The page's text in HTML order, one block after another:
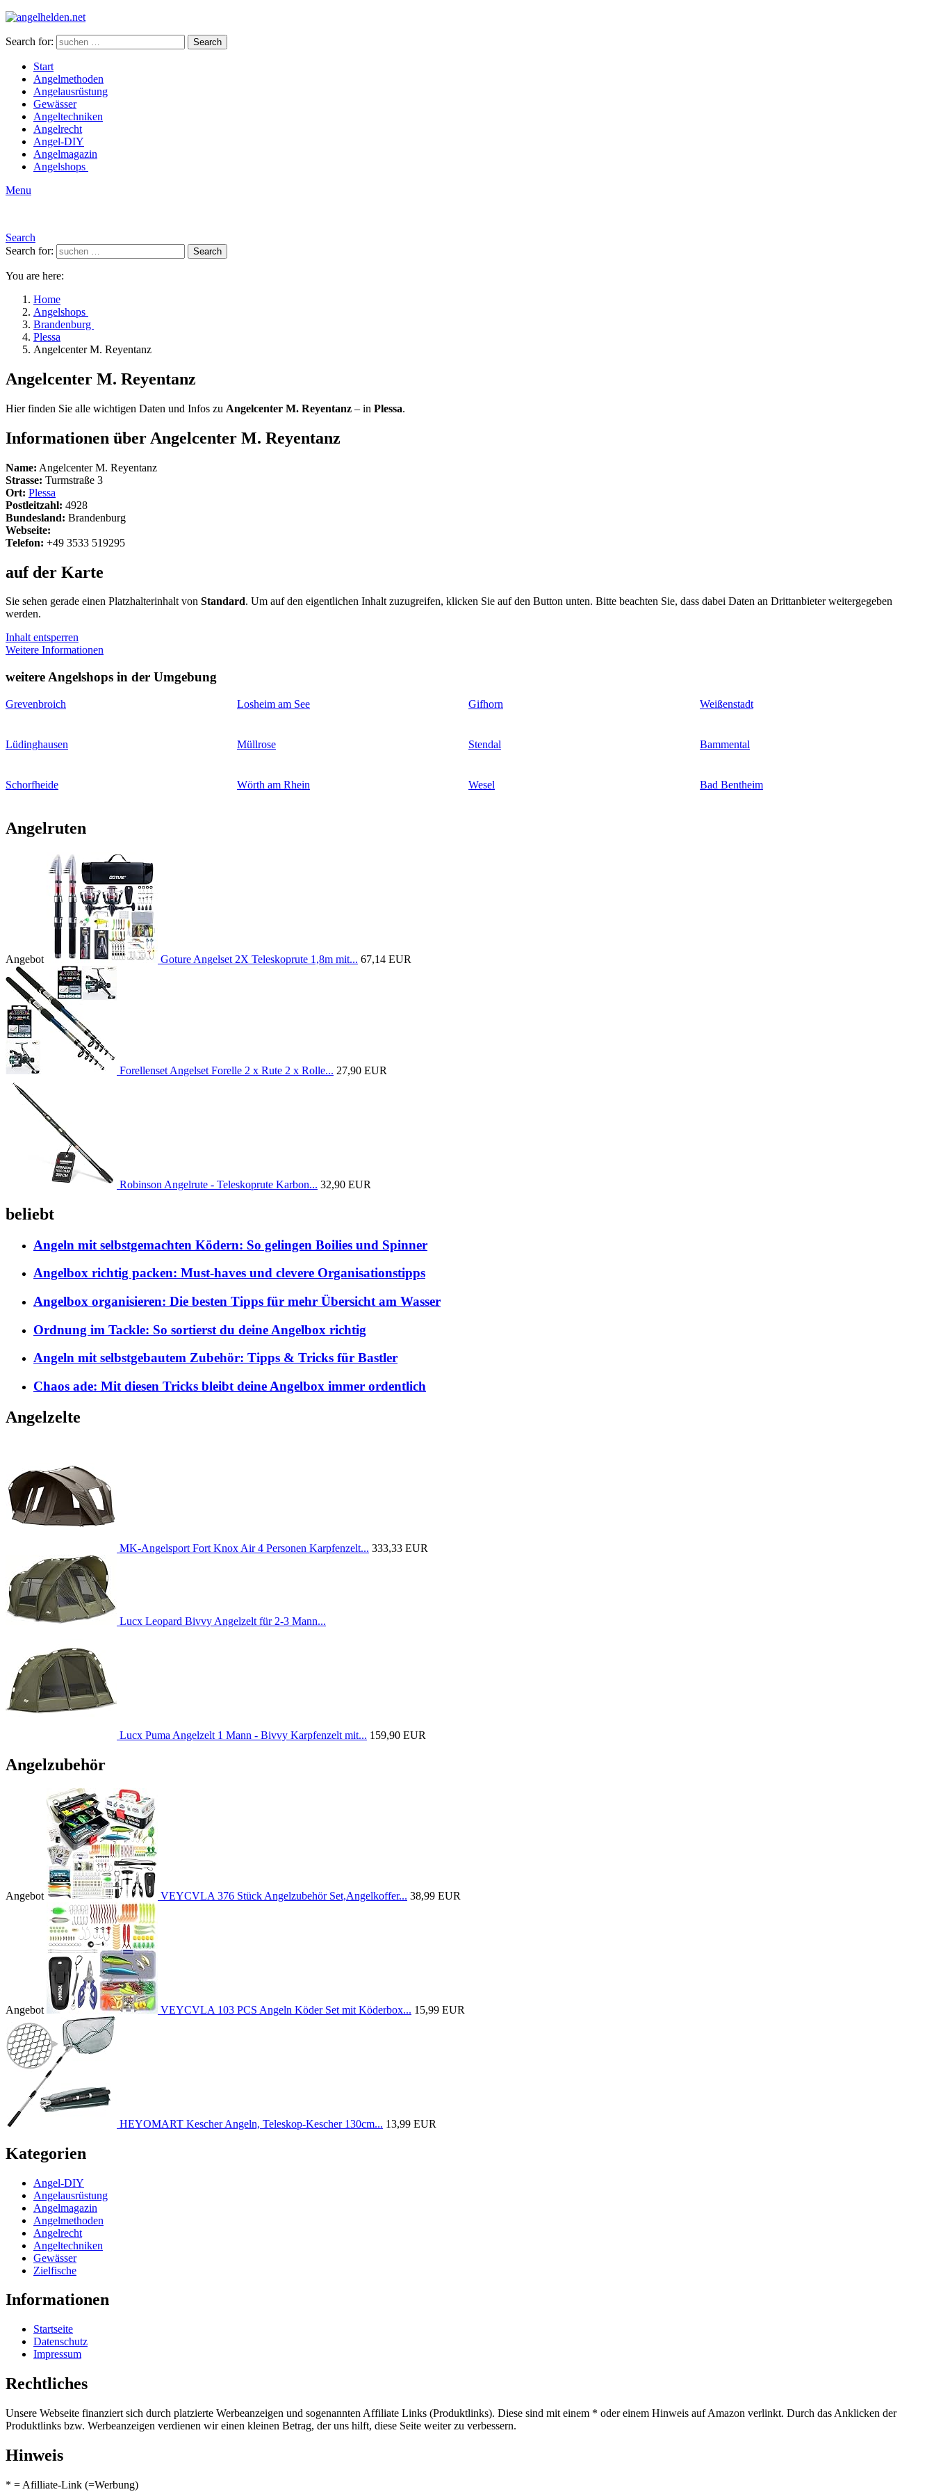
Search for: Search
Start
Angelmethoden
Angelausrüstung
Gewässer
Angeltechniken
Angelrecht
Angel-DIY
Angelmagazin
Angelshops
Menu
Search
Search for:
Search
You are here:
Home
Angelshops
Brandenburg
Plessa
Angelcenter M. Reyentanz
Angelcenter M. Reyentanz
Hier finden Sie alle wichtigen Daten und Infos zu Angelcenter M. Reyentanz – in Plessa.
Informationen über Angelcenter M. Reyentanz
Name: Angelcenter M. Reyentanz
Strasse: Turmstraße 3
Ort: Plessa
Postleitzahl: 4928
Bundesland: Brandenburg
Webseite:
Telefon: +49 3533 519295
auf der Karte
Sie sehen gerade einen Platzhalterinhalt von Standard. Um auf den eigentlichen Inhalt zuzugreifen, klicken Sie auf den Button unten. Bitte beachten Sie, dass dabei Daten an Drittanbieter weitergegeben
werden.
Inhalt entsperren
Weitere Informationen
weitere Angelshops in der Umgebung
Grevenbroich Losheim am See Gifhorn Weißenstadt
Lüdinghausen Müllrose Stendal Bammental
Schorfheide Wörth am Rhein Wesel Bad Bentheim
Angelruten
Angebot Goture Angelset 2X Teleskoprute 1,8m mit... 67,14 EUR
Forellenset Angelset Forelle 2 x Rute 2 x Rolle... 27,90 EUR
Robinson Angelrute - Teleskoprute Karbon... 32,90 EUR
beliebt
Angeln mit selbstgemachten Ködern: So gelingen Boilies und Spinner
Angelbox richtig packen: Must-haves und clevere Organisationstipps
Angelbox organisieren: Die besten Tipps für mehr Übersicht am Wasser
Ordnung im Tackle: So sortierst du deine Angelbox richtig
Angeln mit selbstgebautem Zubehör: Tipps & Tricks für Bastler
Chaos ade: Mit diesen Tricks bleibt deine Angelbox immer ordentlich
Angelzelte
MK-Angelsport Fort Knox Air 4 Personen Karpfenzelt... 333,33 EUR
Lucx Leopard Bivvy Angelzelt für 2-3 Mann...
Lucx Puma Angelzelt 1 Mann - Bivvy Karpfenzelt mit... 159,90 EUR
Angelzubehör
Angebot VEYCVLA 376 Stück Angelzubehör Set,Angelkoffer... 38,99 EUR
Angebot VEYCVLA 103 PCS Angeln Köder Set mit Köderbox... 15,99 EUR
HEYOMART Kescher Angeln, Teleskop-Kescher 130cm... 13,99 EUR
Kategorien
Angel-DIY
Angelausrüstung
Angelmagazin
Angelmethoden
Angelrecht
Angeltechniken
Gewässer
Zielfische
Informationen
Startseite
Datenschutz
Impressum
Rechtliches
Unsere Webseite finanziert sich durch platzierte Werbeanzeigen und sogenannten Affiliate Links (Produktlinks). Diese sind mit einem * oder einem Hinweis auf Amazon verlinkt. Durch das Anklicken der
Produktlinks bzw. Werbeanzeigen verdienen wir einen kleinen Betrag, der uns hilft, diese Seite weiter zu verbessern.
Hinweis
* = Afilliate-Link (=Werbung)